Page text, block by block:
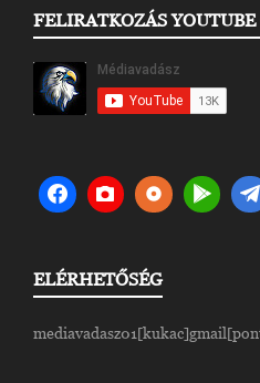
FELIRATKOZÁS
ELÉRHETŐSÉG